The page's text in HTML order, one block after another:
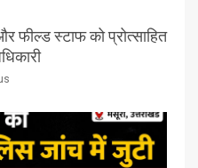
फील्ड स्टाफ को प्रोत्साहित